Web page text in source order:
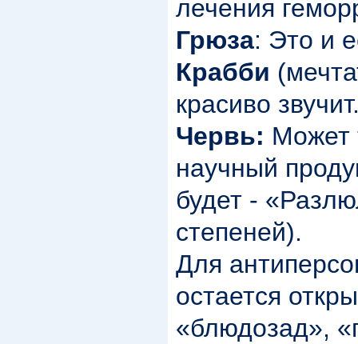
лечения
Грюза: Это и
Крабби
красиво
Червь: Может
научный
будет -
степеней).
Для
остается
«блюдозад»,